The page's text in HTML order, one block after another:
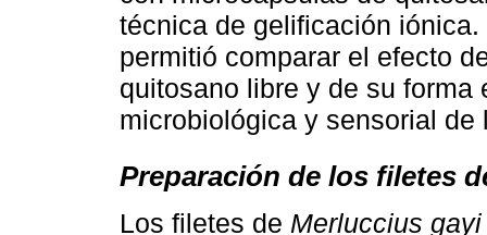
técnica de gelificación
permitió comparar el efecto
quitosano libre y de su
microbiológica y sensorial
Preparación de los filetes
Los filetes de Merluccius gayi